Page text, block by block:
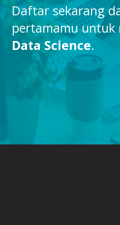
Daftar sekarang
pertamamu untuk
Data Science.